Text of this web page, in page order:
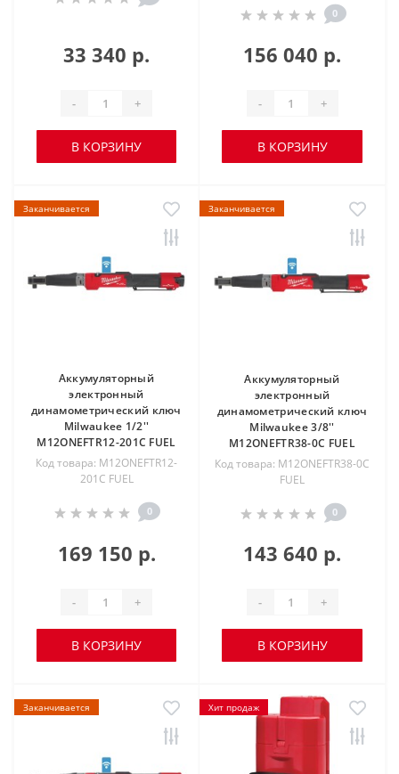
33 340 р.
- +
В КОРЗИНУ
0
156 040 р.
- +
В КОРЗИНУ
Заканчивается
Аккумуляторный
электронный
динамометрический ключ
Milwaukee 1/2''
M12ONEFTR12-201C FUEL
Код товара: M12ONEFTR12-
201C FUEL
0
169 150 р.
- +
В КОРЗИНУ
Заканчивается
Аккумуляторный
электронный
динамометрический ключ
Milwaukee 3/8''
M12ONEFTR38-0C FUEL
Код товара: M12ONEFTR38-0C
FUEL
0
143 640 р.
- +
В КОРЗИНУ
Заканчивается Хит продаж